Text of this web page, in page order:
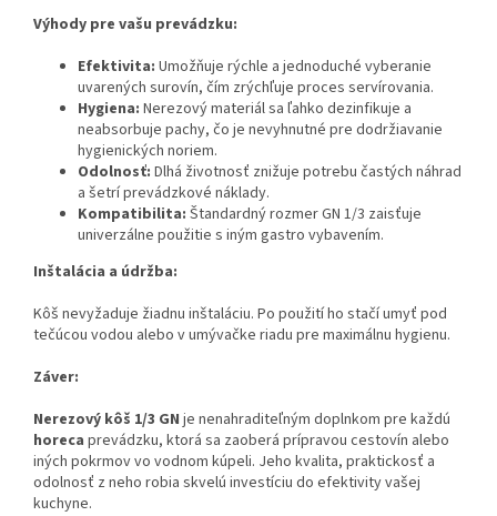
Výhody pre vašu prevádzku:
Efektivita: Umožňuje rýchle a jednoduché vyberanie
uvarených surovín, čím zrýchľuje proces servírovania.
Hygiena: Nerezový materiál sa ľahko dezinfikuje a
neabsorbuje pachy, čo je nevyhnutné pre dodržiavanie
hygienických noriem.
Odolnosť: Dlhá životnosť znižuje potrebu častých náhrad
a šetrí prevádzkové náklady.
Kompatibilita: Štandardný rozmer GN 1/3 zaisťuje
univerzálne použitie s iným gastro vybavením.
Inštalácia a údržba:
Kôš nevyžaduje žiadnu inštaláciu. Po použití ho stačí umyť pod
tečúcou vodou alebo v umývačke riadu pre maximálnu hygienu.
Záver:
Nerezový kôš 1/3 GN je nenahraditeľným doplnkom pre každú
horeca prevádzku, ktorá sa zaoberá prípravou cestovín alebo
iných pokrmov vo vodnom kúpeli. Jeho kvalita, praktickosť a
odolnosť z neho robia skvelú investíciu do efektivity vašej
kuchyne.